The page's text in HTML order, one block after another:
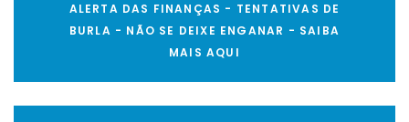
ALERTA DAS FINANÇAS - TENTATIVAS DE
BURLA - NÃO SE DEIXE ENGANAR - SAIBA
MAIS AQUI